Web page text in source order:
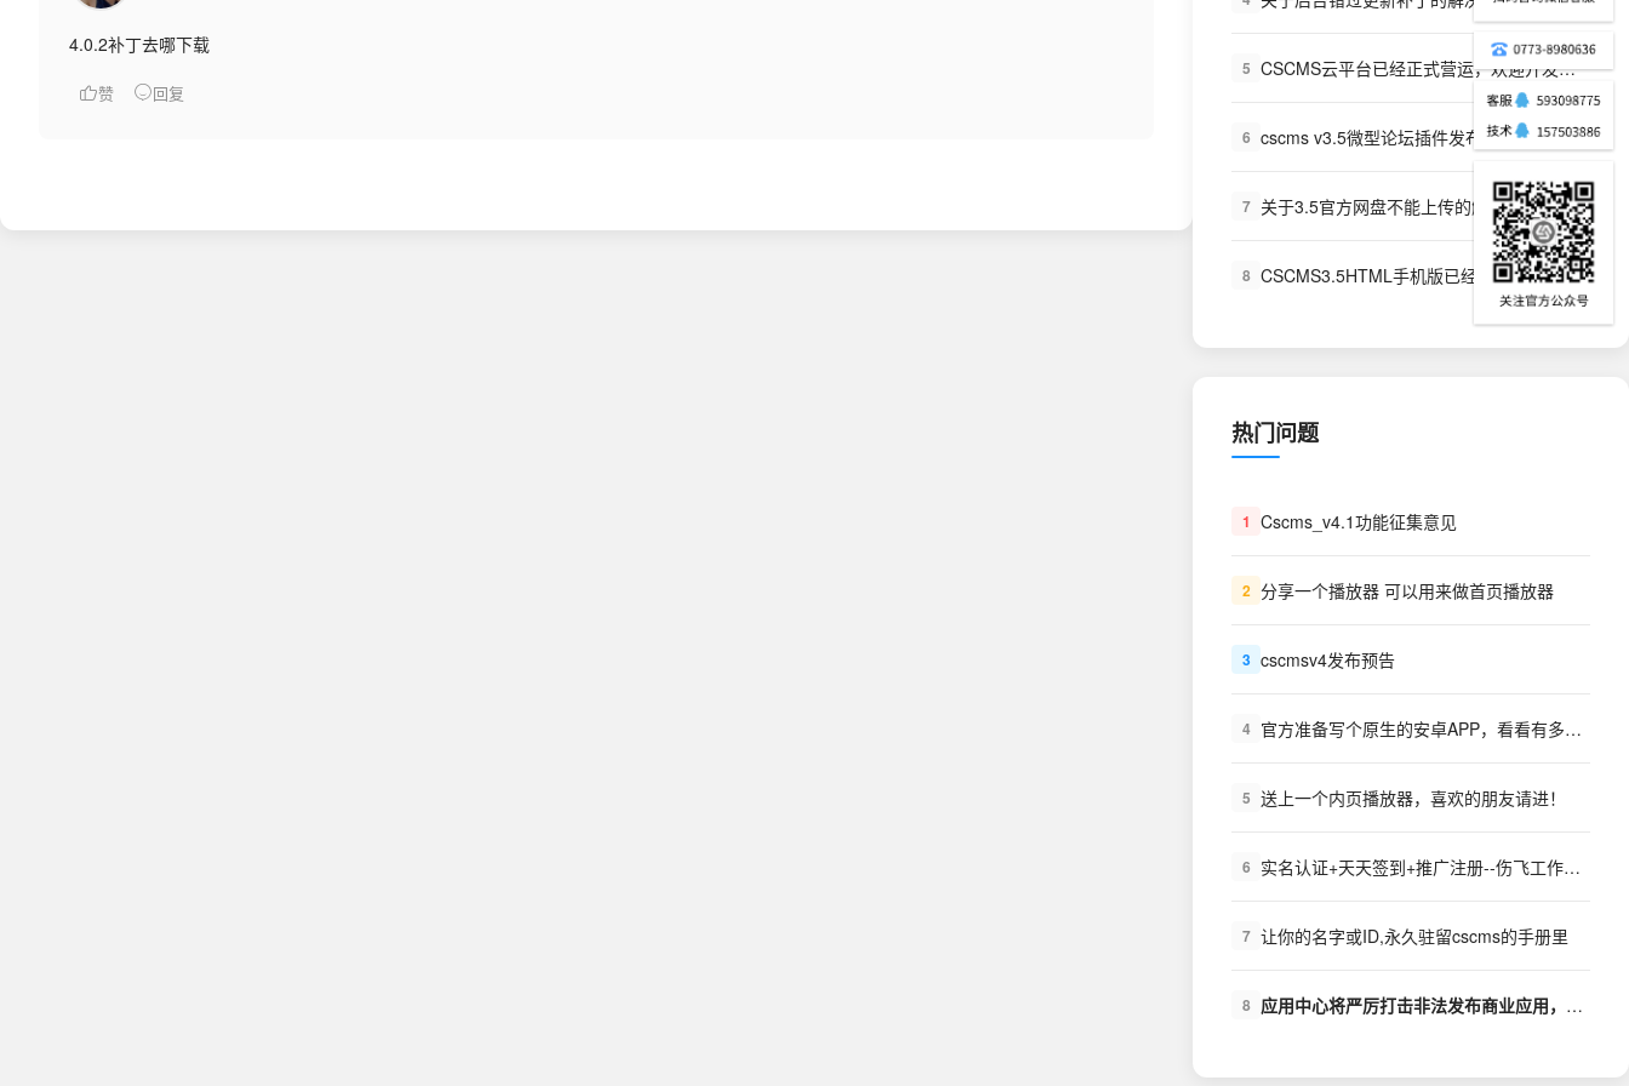
4.0.2补丁去哪下载
赞 回复
5 CSCMS云平台已经正式营运，欢迎开发者的加入！
6 cscms v3.5微型论坛插件发布！
7 关于3.5官方网盘不能上传的解决方法
8 CSCMS3.5HTML手机版已经发布
热门问题
1 Cscms_v4.1功能征集意见
2 分享一个播放器 可以用来做首页播放器
3 cscmsv4发布预告
4 官方准备写个原生的安卓APP，看看有多少需求？
5 送上一个内页播放器，喜欢的朋友请进！
6 实名认证+天天签到+推广注册--伤飞工作室++扩展下载
7 让你的名字或ID,永久驻留cscms的手册里
8 应用中心将严厉打击非法发布商业应用，盗版商业应用的行为